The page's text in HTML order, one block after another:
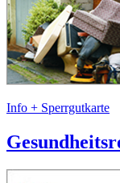
Info + Sperrgutkarte